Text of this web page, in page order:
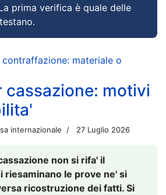
prima verifica è quale delle
materiale o
cassazione: motivi
internazionale 27 Luglio 2026
non si rifa' il
riesaminano le prove ne' si
ricostruzione dei fatti. Si